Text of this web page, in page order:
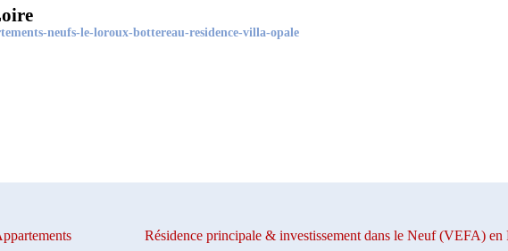
neufs-le-loroux-bottereau-residence-villa-opale
Résidence principale & investissement dans le Neuf (VEFA)